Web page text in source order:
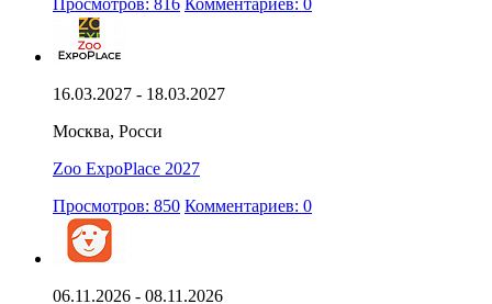
16.03.2027 - 18.03.2027
Москва, Росси
Zoo ExpoPlace 2027
Просмотров: 850 Комментариев: 0
06.11.2026 - 08.11.2026